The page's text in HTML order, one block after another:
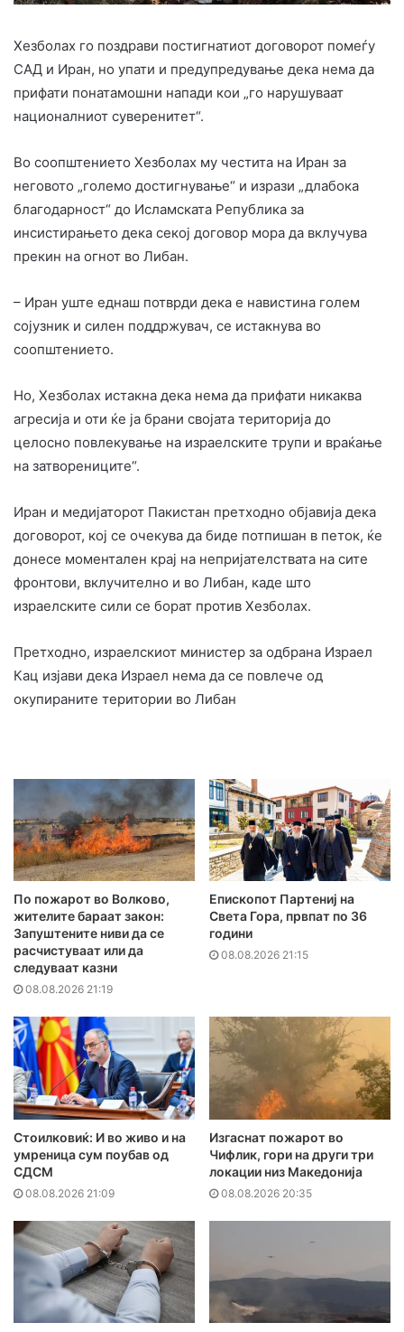
Хезболах го поздрави постигнатиот договорот помеѓу
САД и Иран, но упати и предупредување дека нема да
прифати понатамошни напади кои „го нарушуваат
националниот суверенитет“.
Во соопштението Хезболах му честита на Иран за
неговото „големо достигнување“ и изрази „длабока
благодарност“ до Исламската Република за
инсистирањето дека секој договор мора да вклучува
прекин на огнот во Либан.
– Иран уште еднаш потврди дека е навистина голем
сојузник и силен поддржувач, се истакнува во
соопштението.
Но, Хезболах истакна дека нема да прифати никаква
агресија и оти ќе ја брани својата територија до
целосно повлекување на израелските трупи и враќање
на затворениците“.
Иран и медијаторот Пакистан претходно објавија дека
договорот, кој се очекува да биде потпишан в петок, ќе
донесе моментален крај на непријателствата на сите
фронтови, вклучително и во Либан, каде што
израелските сили се борат против Хезболах.
Претходно, израелскиот министер за одбрана Израел
Кац изјави дека Израел нема да се повлече од
окупираните територии во Либан
По пожарот во Волково,
жителите бараат закон:
Запуштените ниви да се
расчистуваат или да
следуваат казни
08.08.2026 21:19
Епископот Партениј на
Света Гора, првпат по 36
години
08.08.2026 21:15
Стоилковиќ: И во живо и на
умреница сум поубав од
СДСМ
08.08.2026 21:09
Изгаснат пожарот во
Чифлик, гори на други три
локации низ Македонија
08.08.2026 20:35